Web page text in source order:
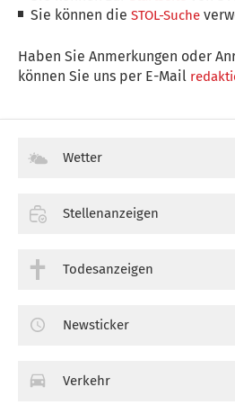
Sie können dieSTOL-Suche
Haben Sie Anmerkungen oder
können Sie uns per E-Mail
Wetter
Stellenanzeigen
Todesanzeigen
Newsticker
Verkehr